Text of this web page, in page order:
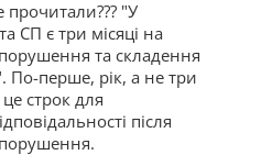
"У
СП є три місяці на
та складення
По-перше, рік, а не три
це строк для
після